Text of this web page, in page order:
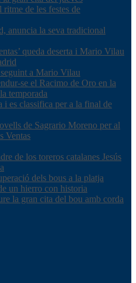
ritme de les festes de
anuncia la seva tradicional
queda deserta i Mario Vilau
a Mario Vilau
se el Racimo de Oro en la
temporada
es classifica per a la final de
de Sagrario Moreno per al
Ventas
de los toreros catalanes Jesús
dels bous a la platja
un hierro con historia
la gran cita del bou amb corda